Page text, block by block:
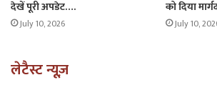
देखें पूरी अपडेट….
July 10, 2026
को दिया
July 10,
लेटैस्ट न्यूज़